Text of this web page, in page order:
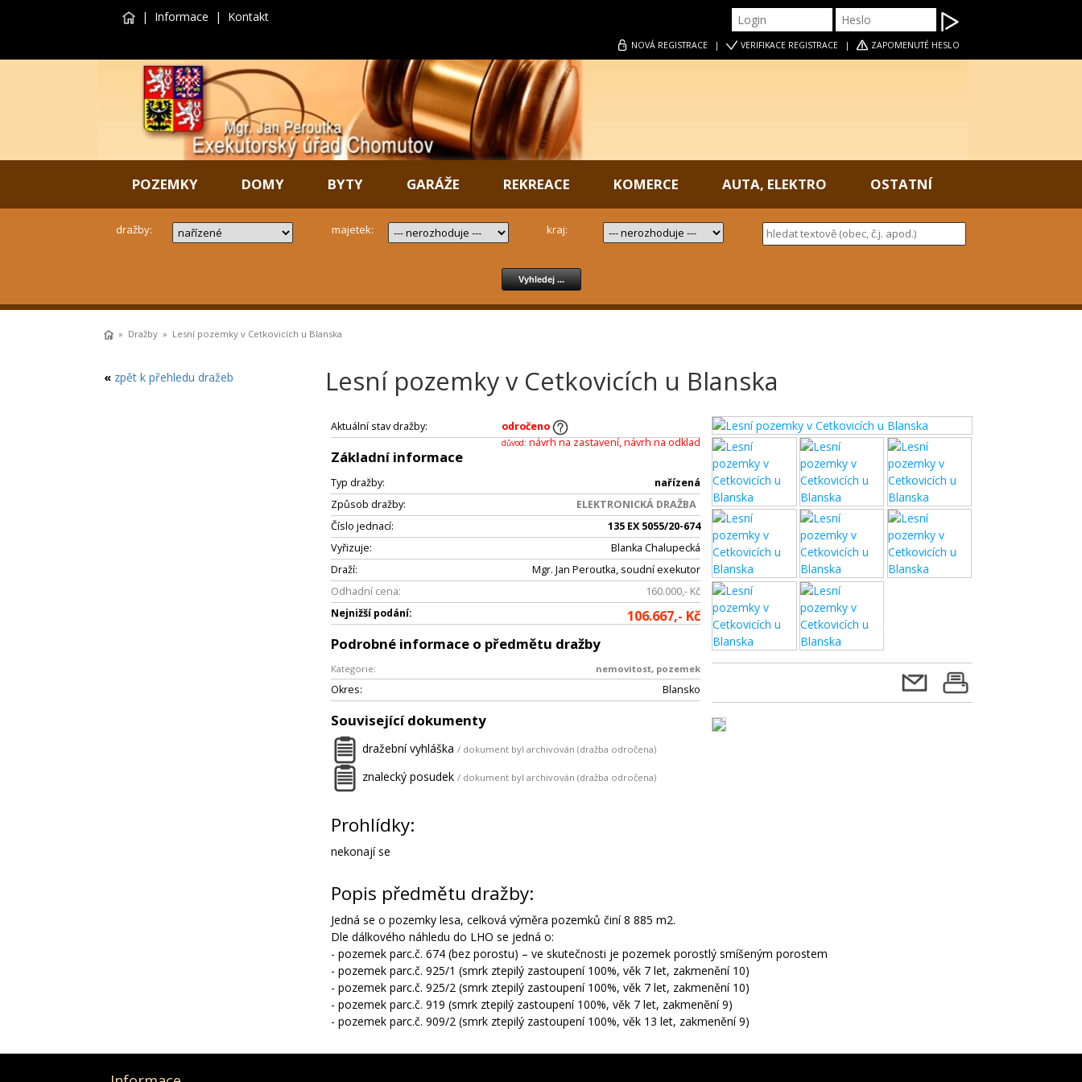
| Informace | Kontakt
NOVÁ REGISTRACE| VERIFIKACEREGISTRACE| ZAPOMENUTÉ HESLO
POZEMKY DOMY BYTY GARÁŽE REKREACE KOMERCE AUTA, ELEKTRO OSTATNÍ
dražby: majetek: kraj:
» Dražby » Lesní pozemky v Cetkovicích u Blanska
« zpět k přehledu dražeb Lesní pozemky v Cetkovicích u Blanska
Aktuální stav dražby: odročeno
důvod:návrh na zastavení, návrh na odklad
Základní informace
Typ dražby:
nařízená
Způsob dražby:
ELEKTRONICKÁ DRAŽBA
Číslo jednací:
135 EX 5055/20-674
Vyřizuje:
Blanka Chalupecká
Draží:
Mgr. Jan Peroutka, soudní exekutor
Odhadní cena:
160.000,- Kč
Nejnižší podání:
106.667,- Kč
Podrobné informace o předmětu dražby
Kategorie: nemovitost, pozemek
Okres: Blansko
Související dokumenty
dražební vyhláška / dokument byl archivován (dražba odročena)
znalecký posudek / dokument byl archivován (dražba odročena)
Prohlídky:
nekonají se
Popis předmětu dražby:
Jedná se o pozemky lesa, celková výměra pozemků činí 8 885 m2.
Dle dálkového náhledu do LHO se jedná o:
- pozemek parc.č. 674 (bez porostu) – ve skutečnosti je pozemek porostlý smíšeným porostem
- pozemek parc.č. 925/1 (smrk ztepilý zastoupení 100%, věk 7 let, zakmenění 10)
- pozemek parc.č. 925/2 (smrk ztepilý zastoupení 100%, věk 7 let, zakmenění 10)
- pozemek parc.č. 919 (smrk ztepilý zastoupení 100%, věk 7 let, zakmenění 9)
- pozemek parc.č. 909/2 (smrk ztepilý zastoupení 100%, věk 13 let, zakmenění 9)